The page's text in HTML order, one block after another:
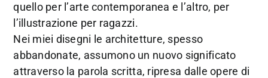
quello per l’arte contemporanea e l’altro, per
l’illustrazione per ragazzi.
Nei miei disegni le architetture, spesso
abbandonate, assumono un nuovo significato
attraverso la parola scritta, ripresa dalle opere di